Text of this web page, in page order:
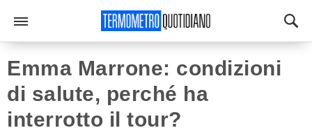
Emma Marrone: condizioni
di salute, perché ha
interrotto il tour?